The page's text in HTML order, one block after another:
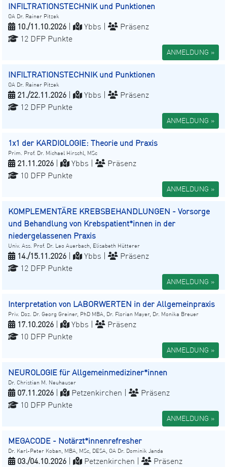
INFILTRATIONSTECHNIK und Punktionen
OA Dr. Rainer Pitzek
10./11.10.2026 Ybbs |
Präsenz
12 DFP Punkte
ANMELDUNG »
INFILTRATIONSTECHNIK und Punktionen
OA Dr. Rainer Pitzek
21./22.11.2026 Ybbs |
Präsenz
12 DFP Punkte
ANMELDUNG »
1x1 der KARDIOLOGIE: Theorie und Praxis
Prim. Prof. Dr. Michael Hirschl, MSc
21.11.2026 Ybbs |
Präsenz
10 DFP Punkte
ANMELDUNG »
KOMPLEMENTÄRE KREBSBEHANDLUNGEN - Vorsorge
und Behandlung von Krebspatient*innen in der
niedergelassenen Praxis
Univ. Ass. Prof. Dr. Leo Auerbach, Elisabeth Hütterer
14./15.11.2026 Ybbs |
Präsenz
12 DFP Punkte
ANMELDUNG »
Interpretation von LABORWERTEN in der Allgemeinpraxis
Priv. Doz. Dr. Georg Greiner, PhD MBA, Dr. Florian Mayer, Dr. Monika Breuer
17.10.2026 Ybbs |
Präsenz
10 DFP Punkte
ANMELDUNG »
NEUROLOGIE für Allgemeinmediziner*innen
Dr. Christian M. Neuhauser
07.11.2026 Petzenkirchen |
Präsenz
10 DFP Punkte
ANMELDUNG »
MEGACODE - Notärzt*innenrefresher
Dr. Karl-Peter Koban, MBA, MSc, DESA, OA Dr. Dominik Janda
03./04.10.2026 Petzenkirchen | Präsenz